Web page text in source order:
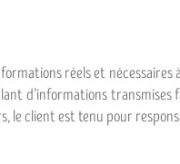
réels et
d’informations
le client est tenu pour